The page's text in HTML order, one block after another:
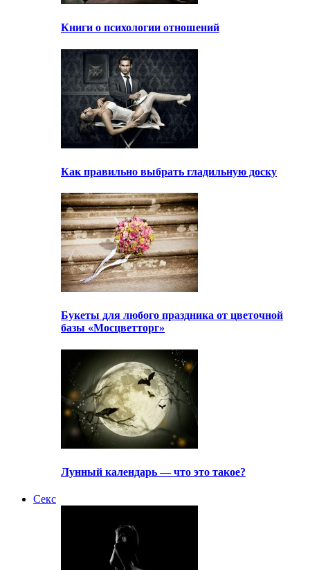
Книги о психологии отношений
Как правильно выбрать гладильную доску
Букеты для любого праздника от цветочной
базы «Мосцветторг»
Лунный календарь — что это такое?
Секс